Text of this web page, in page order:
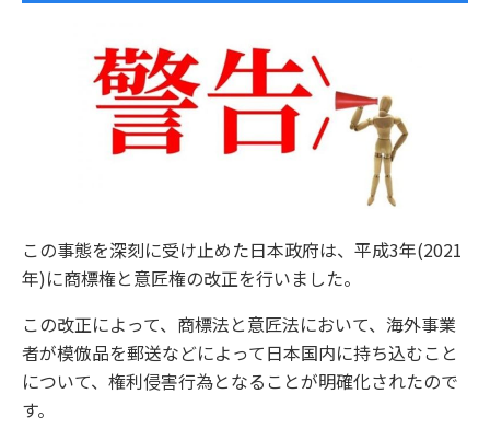
この事態を深刻に受け止めた日本政府は、平成3年(2021
年)に商標権と意匠権の改正を行いました。
この改正によって、商標法と意匠法において、海外事業
者が模倣品を郵送などによって日本国内に持ち込むこと
について、権利侵害行為となることが明確化されたので
す。